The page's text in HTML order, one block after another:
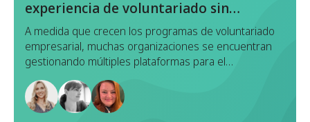
experiencia de voluntariado sin
interrupciones con Benevity x Goodera
A medida que crecen los programas de voluntariado
empresarial, muchas organizaciones se encuentran
gestionando múltiples plataformas para el
descubrimiento de eventos, el registro, la ejecución y
la elaboración de informes. Aunque cada
herramienta cumple una función, este enfoque